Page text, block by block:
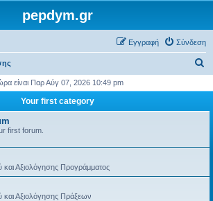
pepdym.gr
Σύνδεση
Εγγραφή
ζ
τ
σ
είναι Παρ Αύγ 07, 2026 10:49 pm
Your first category
first forum.
και Αξιολόγησης Προγράμματος
και Αξιολόγησης Πράξεων